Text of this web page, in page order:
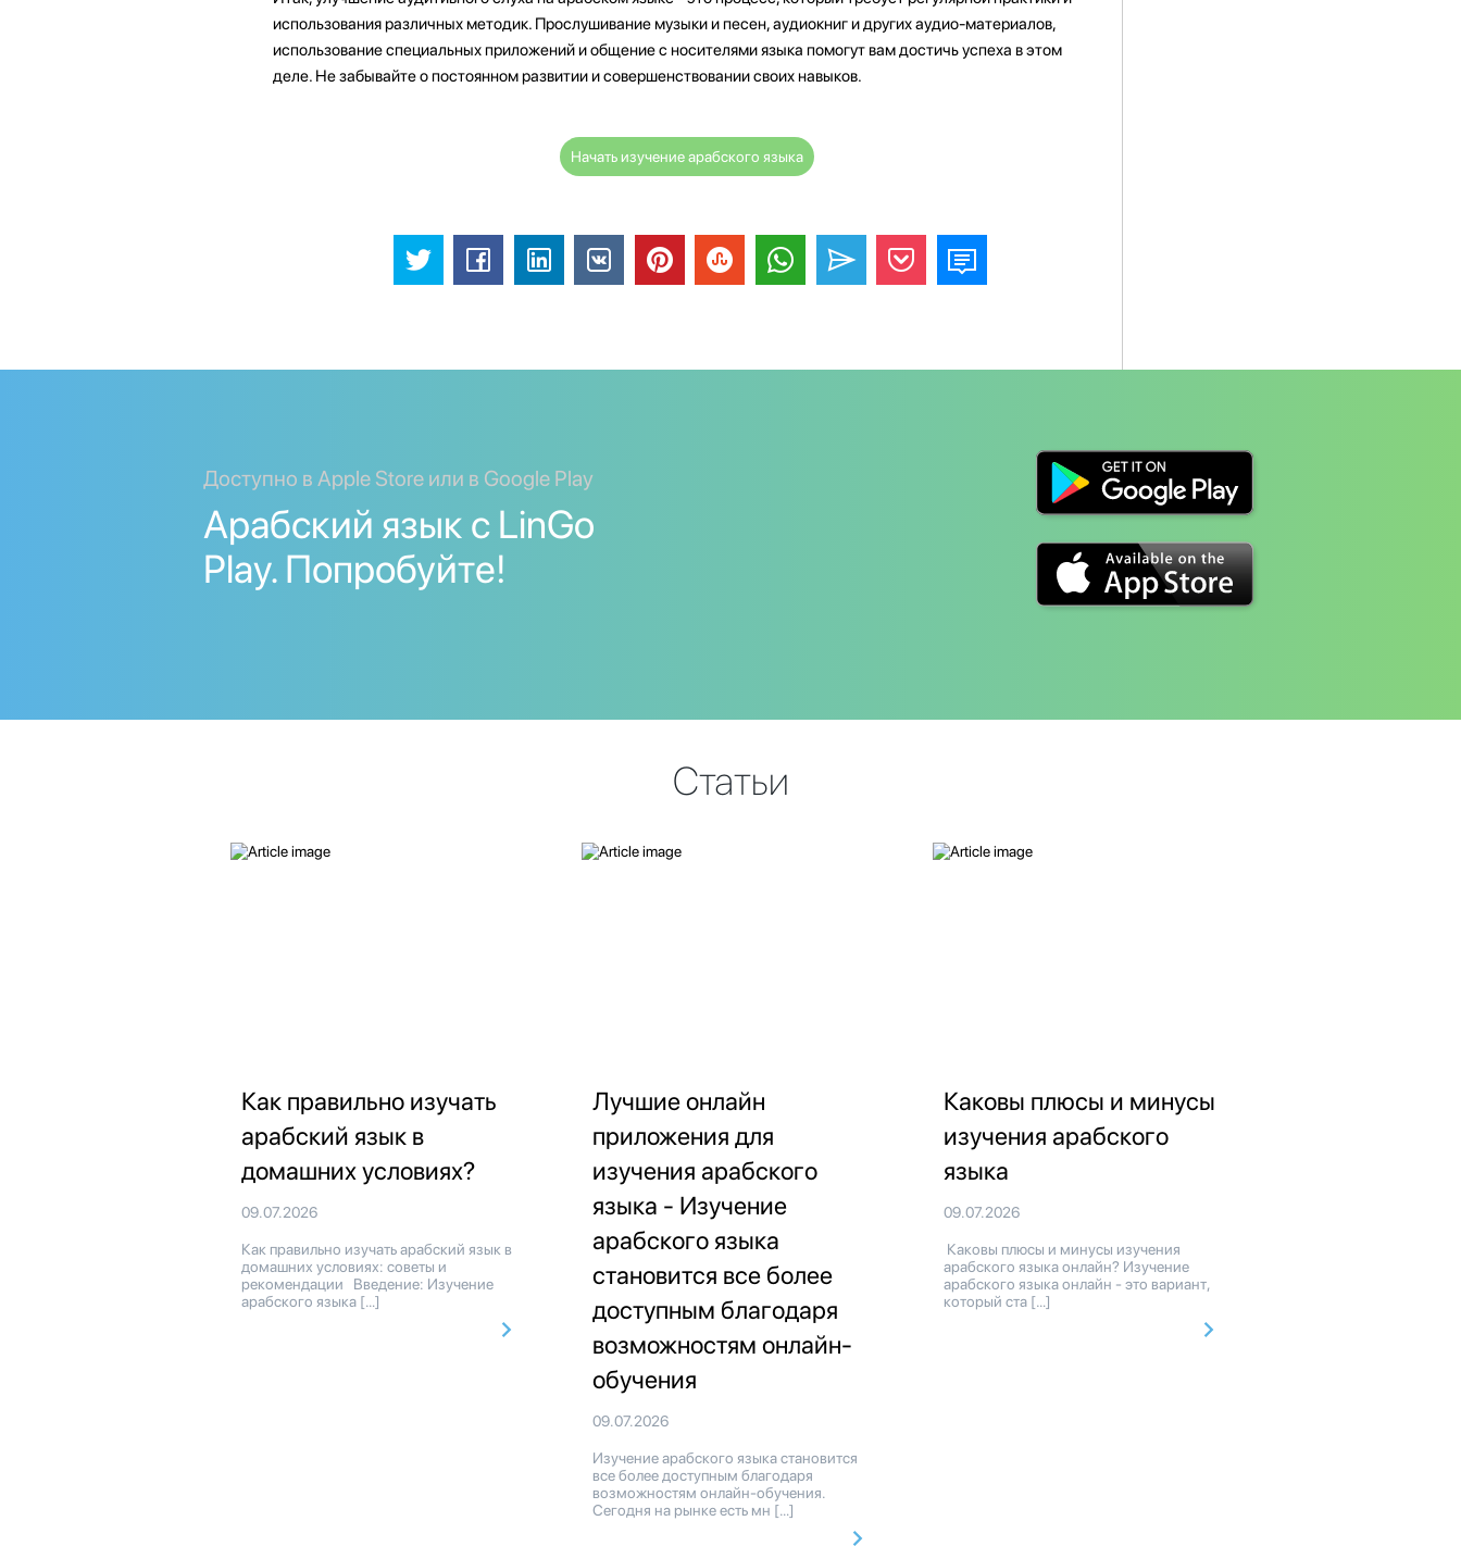
использования различных методик. Прослушивание музыки и песен, аудиокниг и других аудио-материалов,
использование специальных приложений и общение с носителями языка помогут вам достичь успеха в этом
деле. Не забывайте о постоянном развитии и совершенствовании своих навыков.
Начать изучение арабского языка
Доступно в Apple Store или в Google Play
Арабский язык с LinGo
Play. Попробуйте!
Статьи
Как правильно изучать
арабский язык в
домашних условиях?
09.07.2026
Как правильно изучать арабский язык в
домашних условиях: советы и
рекомендации Введение: Изучение
арабского языка […]
Лучшие онлайн
приложения для
изучения арабского
языка - Изучение
арабского языка
становится все более
доступным благодаря
возможностям онлайн-
обучения
09.07.2026
Изучение арабского языка становится
все более доступным благодаря
возможностям онлайн-обучения.
Сегодня на рынке есть мн […]
Каковы плюсы и минусы
изучения арабского
языка
09.07.2026
Каковы плюсы и минусы изучения
арабского языка онлайн? Изучение
арабского языка онлайн - это вариант,
который ста […]